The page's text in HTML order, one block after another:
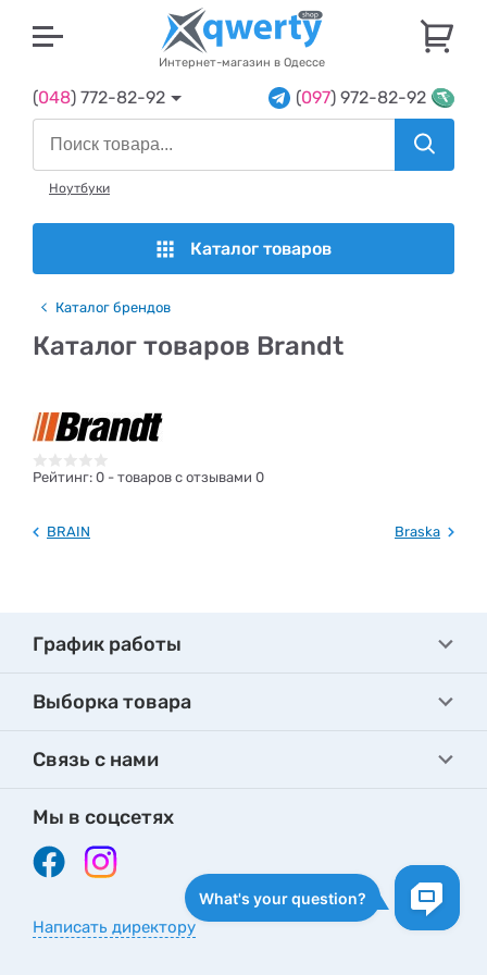
Интернет-магазин в Одессе
(048) 772-82-92 (097) 972-82-92
Ноутбуки
Каталог товаров
Каталог брендов
Каталог товаров Brandt
Рейтинг: 0 - товаров с отзывами 0
BRAIN Braska
График работы
Выборка товара
Связь с нами
Мы в соцсетях
Написать директору